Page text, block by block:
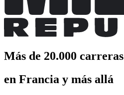
Más de 20.000 carreras
en Francia y más allá